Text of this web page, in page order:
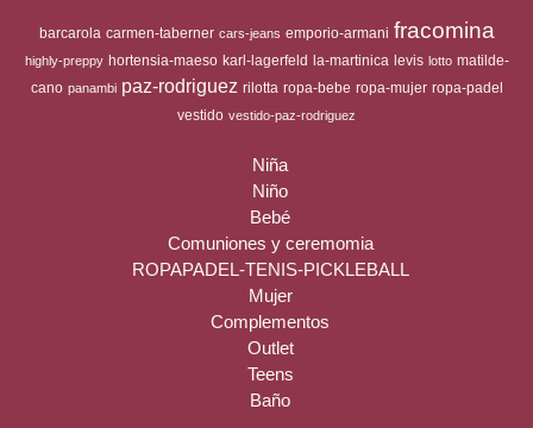
barcarola carmen-taberner cars-jeans emporio-armani fracomina
highly-preppy hortensia-maeso karl-lagerfeld la-martinica levis lotto matilde-
cano panambi paz-rodriguez rilotta ropa-bebe ropa-mujer ropa-padel
vestido vestido-paz-rodriguez
Niña
Niño
Bebé
Comuniones y ceremomia
ROPAPADEL-TENIS-PICKLEBALL
Mujer
Complementos
Outlet
Teens
Baño